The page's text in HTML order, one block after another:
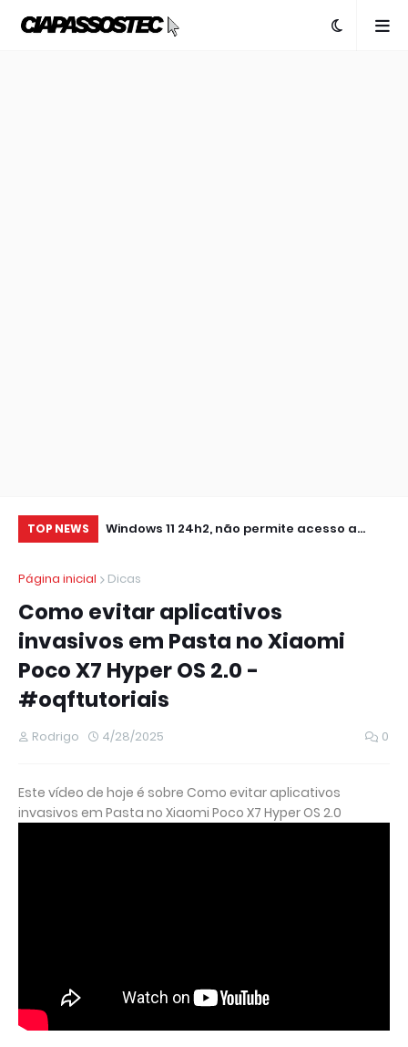
TOP NEWS
IMPRESSORA
Windows 11 24h2, não permite acesso a
outros
Página inicial Dicas
Como evitar aplicativos
invasivos em Pasta no Xiaomi
Poco X7 Hyper OS 2.0 -
#oqftutoriais
Rodrigo 4/28/2025 0
Este vídeo de hoje é sobre Como evitar aplicativos
invasivos em Pasta no Xiaomi Poco X7 Hyper OS 2.0